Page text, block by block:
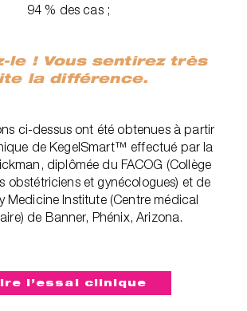
94 % des cas ;
le ! Vous sentirez très
la différence.
ci-dessus ont été obtenues à partir
de KegelSmart™ effectué par la
diplômée du FACOG (Collège
obstétriciens et gynécologues) et de
Medicine Institute (Centre médical
de Banner, Phénix, Arizona.‎
l’essai clinique